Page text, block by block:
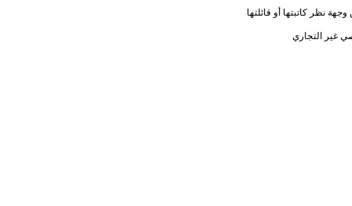
نظر كاتبتها أو قائلتها
غير التجاري